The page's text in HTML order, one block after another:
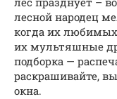
лесной народец
когда их любимых
их мультяшные
подборка —
раскрашивайте,
окна.